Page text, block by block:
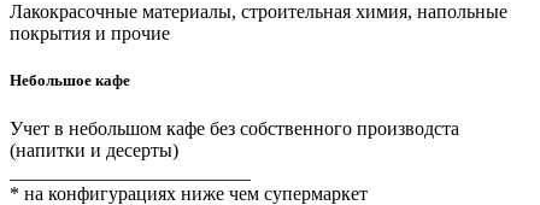
Лакокрасочные материалы, строительная химия, напольные
покрытия и прочие
Небольшое кафе
Учет в небольшом кафе без собственного производста
(напитки и десерты)
* на конфигурациях ниже чем супермаркет